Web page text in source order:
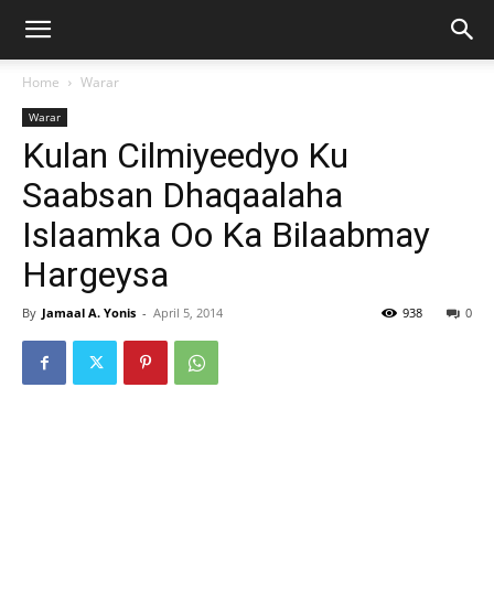
Home Warar
Warar
Kulan Cilmiyeedyo Ku
Saabsan Dhaqaalaha
Islaamka Oo Ka Bilaabmay
Hargeysa
By Jamaal A. Yonis - April 5, 2014 0
938